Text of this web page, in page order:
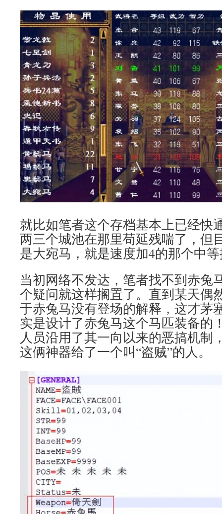
就比如笔者这个存档基本上已经快
两三个城池在那里苟延残喘了，但
是大宛马，就是速度加4的那个中
当初网络不发达，笔者找不到赤兔
个疑问就这样搁置了。直到某天偶
于赤兔马没有登场的解释，这才茅
实是设计了赤兔马这个马匹装备的
人员沿用了其一向以来的恶搞机制
这俩神器给了一个叫“盗贼”的人。